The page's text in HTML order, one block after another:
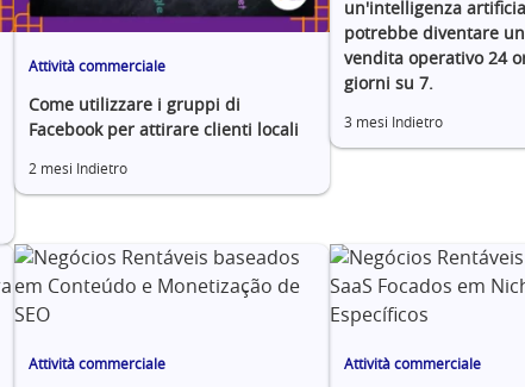
Attività commerciale
Come utilizzare i gruppi di
Facebook per attirare clienti locali
2 mesi Indietro
un'intelligenza
potrebbe diventare
vendita operativo 24
giorni su 7.
3 mesi Indietro
Attività commerciale Attività commerciale